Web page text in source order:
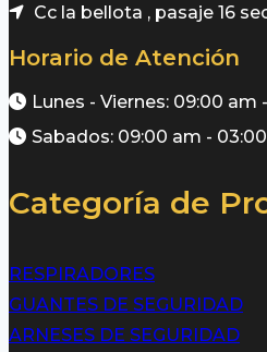
Cc la bellota , pasaje 16
Horario de Atención
Lunes - Viernes: 09:00 am
Sabados: 09:00 am -
Categoría de
RESPIRADORES
GUANTES DE SEGURIDAD
ARNESES DE SEGURIDAD